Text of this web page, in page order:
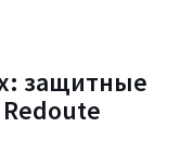
защитные